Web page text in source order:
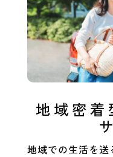
地域密着
地域での生活を